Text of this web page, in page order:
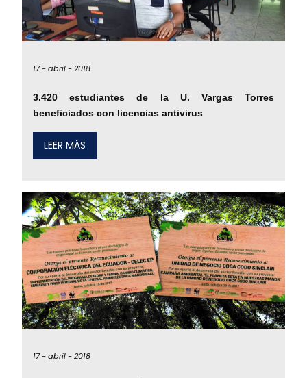
17 -abril -2018
3.420 estudiantes de la U. Vargas Torres
beneficiados con licencias antivirus
LEER MÁS
17 -abril -2018